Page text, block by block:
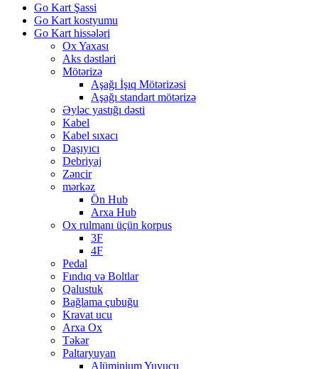
Go Kart Şassi
Go Kart kostyumu
Go Kart hissələri
Ox Yaxası
Aks dəstləri
Mötərizə
Aşağı İşıq Mötərizəsi
Aşağı standart mötərizə
Əyləc yastığı dəsti
Kabel
Kabel sıxacı
Daşıyıcı
Debriyaj
Zəncir
mərkəz
Ön Hub
Arxa Hub
Ox rulmanı üçün korpus
3F
4F
Pedal
Fındıq və Boltlar
Qalustuk
Bağlama çubuğu
Kravat ucu
Arxa Ox
Təkər
Paltaryuyan
Alüminium Yuyucu